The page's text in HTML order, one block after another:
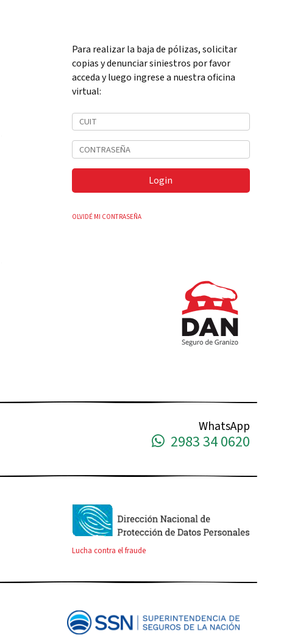
Para realizar la baja de pólizas, solicitar
copias y denunciar siniestros por favor
acceda y luego ingrese a nuestra oficina
virtual:
Login
OLVIDÉ MI CONTRASEÑA
WhatsApp
2983 34 0620
Lucha contra el fraude